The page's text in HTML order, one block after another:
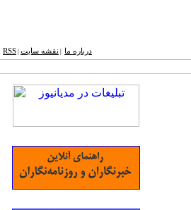
درباره ما نقشه ‌سایت RSS